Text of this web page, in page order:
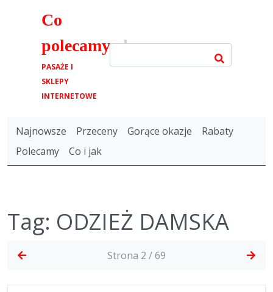
Co
polecamy.pl
PASAŻE I
SKLEPY
INTERNETOWE
Najnowsze Przeceny Gorące okazje
Rabaty
Polecamy
Co i jak
Tag: ODZIEŻ DAMSKA
Strona 2 / 69